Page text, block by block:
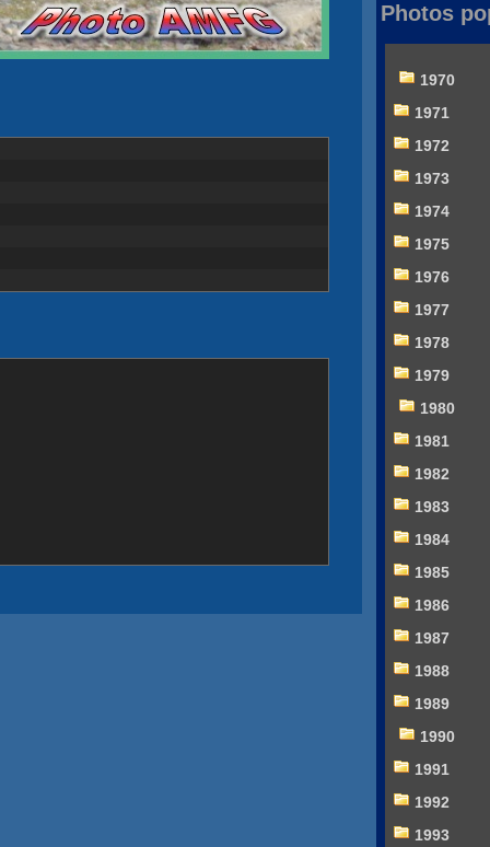
Photos
1970
1971
1972
1973
1974
1975
1976
1977
1978
1979
1980
1981
1982
1983
1984
1985
1986
1987
1988
1989
1990
1991
1992
1993